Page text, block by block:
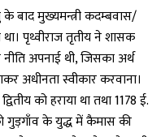
के बाद मुख्यमन्त्री कदम्बवास/
पृथ्वीराज तृतीय ने शासक
नीति अपनाई थी, जिसका अर्थ
अधीनता स्वीकार करवाना।
को हराया था तथा 1178 ई.
गुड़गाँव के युद्ध में कैमास की